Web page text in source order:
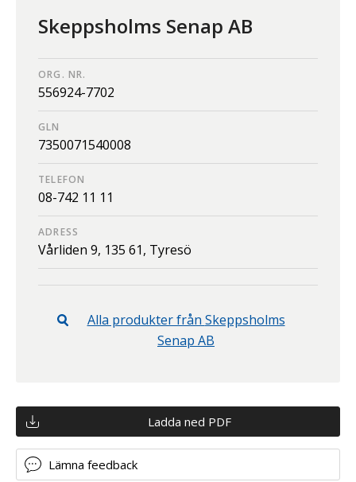
Skeppsholms Senap AB
ORG. NR.
556924-7702
GLN
7350071540008
TELEFON
08-742 11 11
ADRESS
Vårliden 9, 135 61, Tyresö
Alla produkter från Skeppsholms
Senap AB
Ladda ned PDF
Lämna feedback